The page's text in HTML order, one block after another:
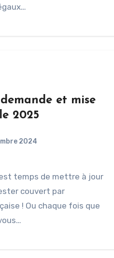
et mise
2025
2024
couvert par
! Ou chaque fois que